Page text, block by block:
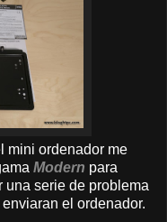
mini ordenador me
Modern para
una serie de problema
el ordenador.